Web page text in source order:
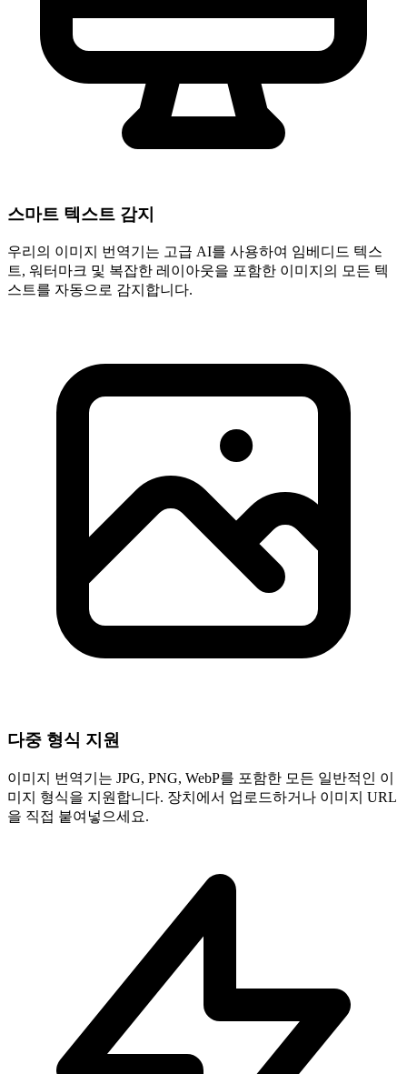
스마트 텍스트 감지
우리의 이미지 번역기는 고급 AI를 사용하여 임베디드 텍스
트, 워터마크 및 복잡한 레이아웃을 포함한 이미지의 모든 텍
스트를 자동으로 감지합니다.
다중 형식 지원
이미지 번역기는 JPG, PNG, WebP를 포함한 모든 일반적인 이
미지 형식을 지원합니다. 장치에서 업로드하거나 이미지 URL
을 직접 붙여넣으세요.